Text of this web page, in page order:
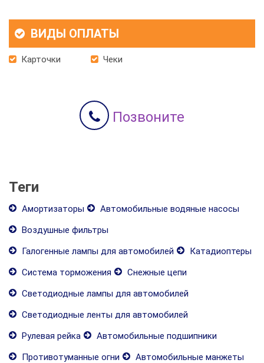
ВИДЫ ОПЛАТЫ
Карточки Чеки
Позвоните
Теги
Амортизаторы
Автомобильные водяные насосы
Воздушные фильтры
Галогенные лампы для автомобилей
Катадиоптеры
Система торможения
Снежные цепи
Светодиодные лампы для автомобилей
Светодиодные ленты для автомобилей
Рулевая рейка
Автомобильные подшипники
Противотуманные огни
Автомобильные манжеты